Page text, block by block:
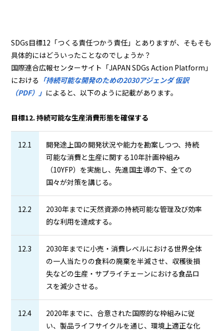
SDGs目標12「つくる責任つかう責任」とありますが、そもそも
具体的にはどういったことなのでしょうか？
国際連合広報センターサイト「JAPAN SDGs Action Platform」
における 「持続可能な開発のための2030アジェンダ 仮訳
（PDF）」 によると、以下のように記載があります。
目標12. 持続可能な生産消費形態を確保する
12.1
開発途上国の開発状況や能力を勘案しつつ、持続
可能な消費と生産に関する10年計画枠組み
（10YFP）を実施し、先進国主導の下、全ての
国々が対策を講じる。
12.2
2030年までに天然資源の持続可能な管理及び効率
的な利用を達成する。
12.3
2030年までに小売・消費レベルにおける世界全体
の一人当たりの食料の廃棄を半減させ、収穫後損
失などの生産・サプライチェーンにおける食品ロ
スを減少させる。
12.4
2020年までに、合意された国際的な枠組みに従
い、製品ライフサイクルを通じ、環境上適正な化